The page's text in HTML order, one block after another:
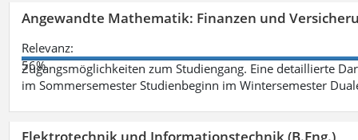
Angewandte Mathematik: Finanzen und
Relevanz:
56%
Zugangsmöglichkeiten zum Studiengang. Eine detaillierte
im Sommersemester Studienbeginn im Wintersemester